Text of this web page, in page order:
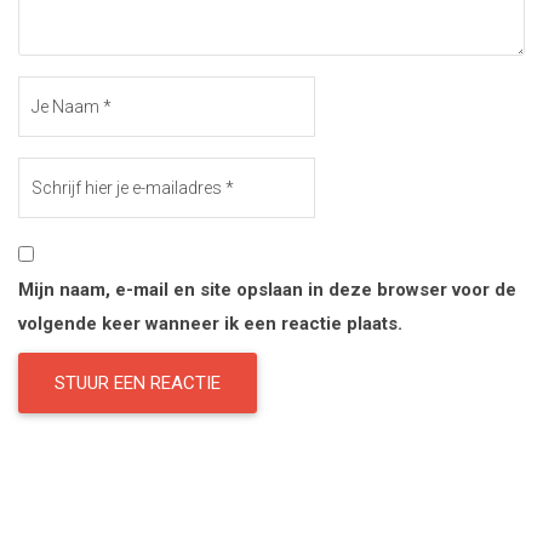
Mijn naam, e-mail en site opslaan in deze browser voor de
volgende keer wanneer ik een reactie plaats.